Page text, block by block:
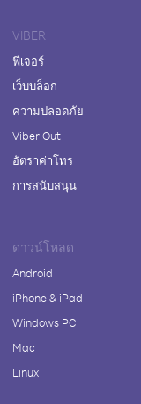
VIBER
ฟีเจอร์
เว็บบล็อก
ความปลอดภัย
Viber Out
อัตราค่าโทร
การสนับสนุน
ดาวน์โหลด
Android
iPhone & iPad
Windows PC
Mac
Linux